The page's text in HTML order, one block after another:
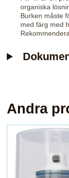
organiska
Burken måste
med färg med
Andra